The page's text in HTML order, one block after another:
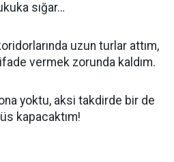
sığar…
uzun turlar attım,
vermek zorunda kaldım.
yoktu, aksi takdirde bir de
kapacaktım!